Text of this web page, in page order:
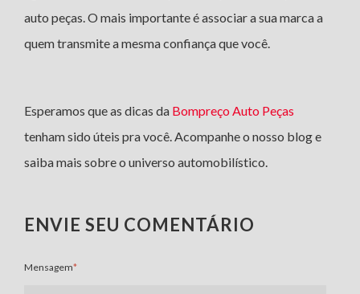
auto peças. O mais importante é associar a sua marca a
quem transmite a mesma confiança que você.
Esperamos que as dicas da Bompreço Auto Peças
tenham sido úteis pra você. Acompanhe o nosso blog e
saiba mais sobre o universo automobilístico.
ENVIE SEU COMENTÁRIO
Mensagem*